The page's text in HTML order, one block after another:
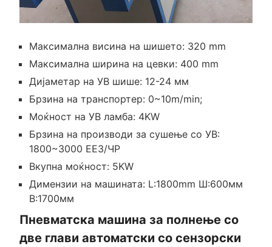
Максимална висина на шишето: 320 mm
Максимална ширина на цевки: 400 mm
Дијаметар на УВ шише: 12-24 мм
Брзина на транспортер: 0~10m/min;
Моќност на УВ ламба: 4KW
Брзина на производи за сушење со УВ:
1800~3000 ЕЕЗ/ЧР
Вкупна моќност: 5KW
Димензии на машината: L:1800mm Ш:600мм
В:1700мм
Пневматска машина за полнење со
две глави автоматски со сензорски